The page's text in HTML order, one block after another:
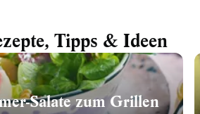
Tipps & Ideen
Salate zum Grillen